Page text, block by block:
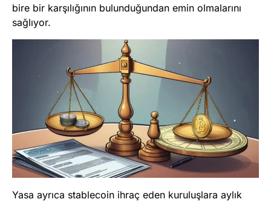
bire bir karşılığının bulunduğundan emin olmalarını
sağlıyor.
Yasa ayrıca stablecoin ihraç eden kuruluşlara aylık